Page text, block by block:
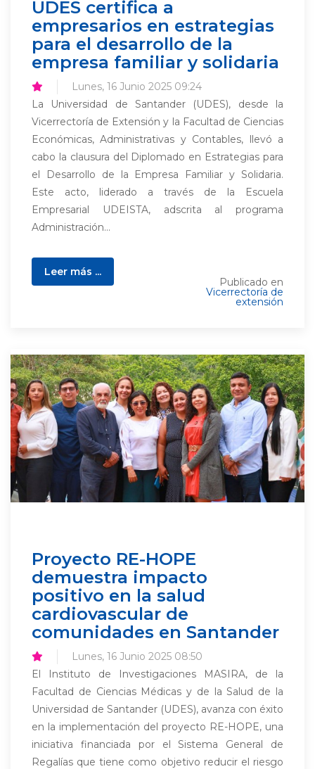
UDES certifica a
empresarios en estrategias
para el desarrollo de la
empresa familiar y solidaria
Lunes, 16 Junio 2025 09:24
La Universidad de Santander (UDES), desde la
Vicerrectoría de Extensión y la Facultad de Ciencias
Económicas, Administrativas y Contables, llevó a
cabo la clausura del Diplomado en Estrategias para
el Desarrollo de la Empresa Familiar y Solidaria.
Este acto, liderado a través de la Escuela
Empresarial UDEISTA, adscrita al programa
Administración...
Leer más ...
Publicado en
Vicerrectoría de
extensión
Proyecto RE-HOPE
demuestra impacto
positivo en la salud
cardiovascular de
comunidades en Santander
Lunes, 16 Junio 2025 08:50
El Instituto de Investigaciones MASIRA, de la
Facultad de Ciencias Médicas y de la Salud de la
Universidad de Santander (UDES), avanza con éxito
en la implementación del proyecto RE-HOPE, una
iniciativa financiada por el Sistema General de
Regalías que tiene como objetivo reducir el riesgo